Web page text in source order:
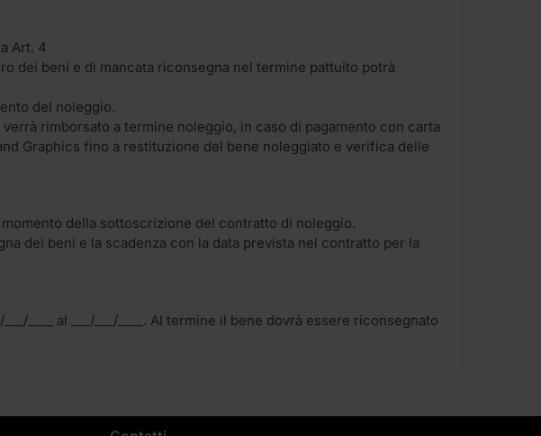
Art. 4
dei beni e di mancata riconsegna nel termine pattuito potrà
del noleggio.
rimborsato a termine noleggio, in caso di pagamento con carta
Graphics fino a restituzione del bene noleggiato e verifica delle
della sottoscrizione del contratto di noleggio.
dei beni e la scadenza con la data prevista nel contratto per la
____ al ___/___/____. Al termine il bene dovrà essere riconsegnato